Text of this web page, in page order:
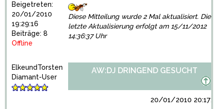
Beigetreten:
20/01/2010
19:29:16
Beiträge: 8
Offline
Diese Mitteilung wurde 2 Mal aktualisiert. Die
letzte Aktualisierung erfolgt am 15/11/2012
14:36:37 Uhr
ElkeundTorsten
Diamant-User
AW:DJ DRINGEND GESUCHT
20/01/2010